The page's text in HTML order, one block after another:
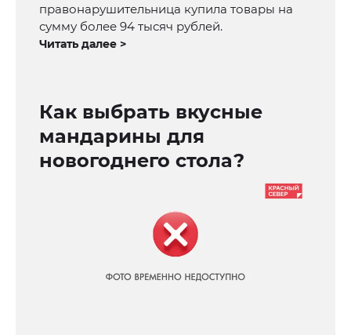
правонарушительница купила товары на
сумму более 94 тысяч рублей.
Читать далее >
Как выбрать вкусные
мандарины для
новогоднего стола?